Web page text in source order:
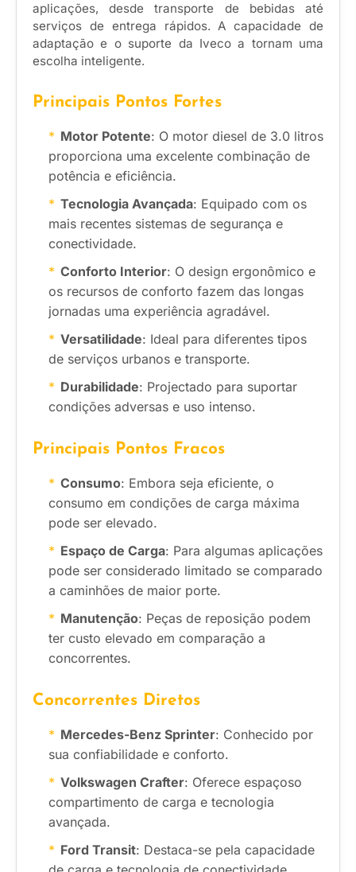
aplicações, desde transporte de bebidas até
serviços de entrega rápidos. A capacidade de
adaptação e o suporte da Iveco a tornam uma
escolha inteligente.
Principais Pontos Fortes
Motor Potente: O motor diesel de 3.0 litros
proporciona uma excelente combinação de
potência e eficiência.
Tecnologia Avançada: Equipado com os
mais recentes sistemas de segurança e
conectividade.
Conforto Interior: O design ergonômico e
os recursos de conforto fazem das longas
jornadas uma experiência agradável.
Versatilidade: Ideal para diferentes tipos
de serviços urbanos e transporte.
Durabilidade: Projectado para suportar
condições adversas e uso intenso.
Principais Pontos Fracos
Consumo: Embora seja eficiente, o
consumo em condições de carga máxima
pode ser elevado.
Espaço de Carga: Para algumas aplicações
pode ser considerado limitado se comparado
a caminhões de maior porte.
Manutenção: Peças de reposição podem
ter custo elevado em comparação a
concorrentes.
Concorrentes Diretos
Mercedes-Benz Sprinter: Conhecido por
sua confiabilidade e conforto.
Volkswagen Crafter: Oferece espaçoso
compartimento de carga e tecnologia
avançada.
Ford Transit: Destaca-se pela capacidade